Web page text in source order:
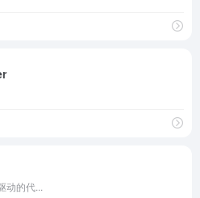
动的代...